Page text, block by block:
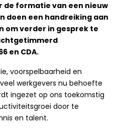
de formatie van een nieuw
doen een handreiking aan
om verder in gesprek te
en CDA.
voorspelbaarheid en
werkgevers nu behoefte
ingezet op ons toekomstig
door te
en talent.